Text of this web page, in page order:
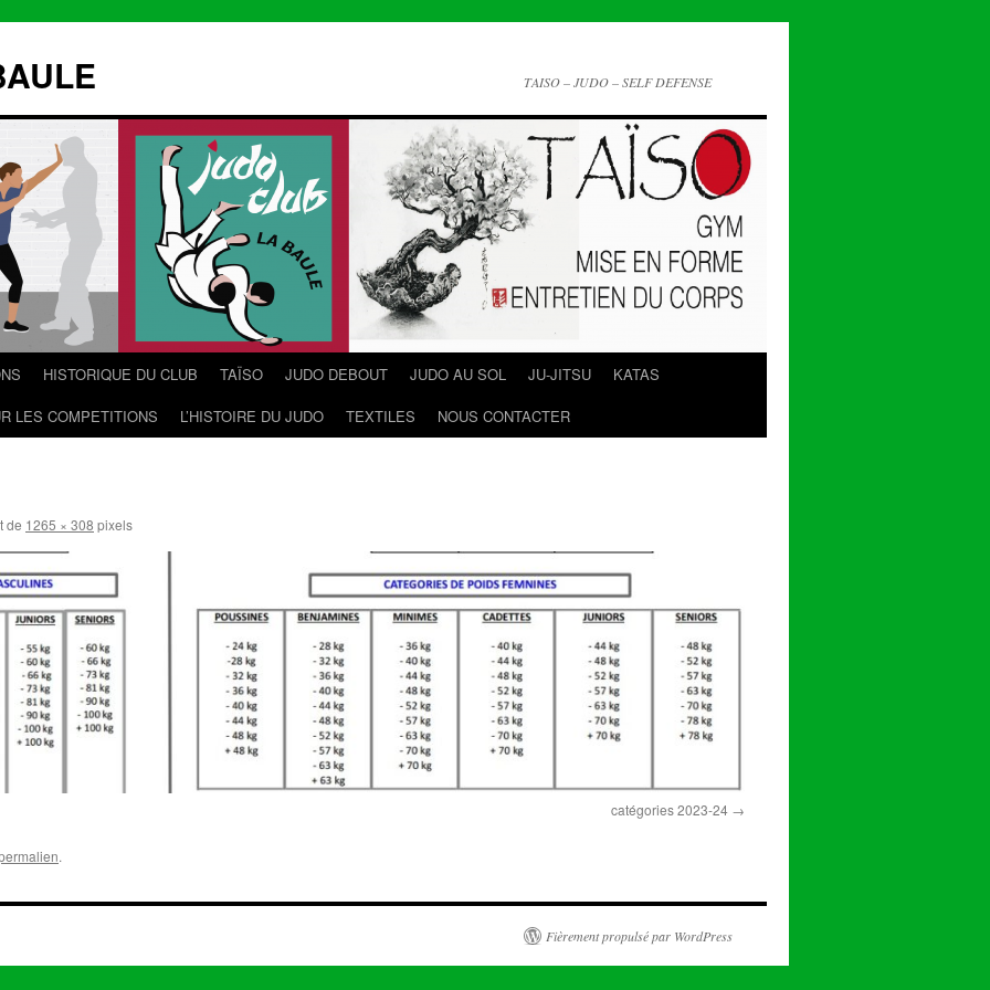
TAISO – JUDO – SELF DEFENSE
HISTORIQUE DU CLUB TAÏSO JUDO DEBOUT JUDO AU SOL JU-JITSU
KATAS
LES COMPETITIONS L’HISTOIRE DU JUDO TEXTILES NOUS CONTACTER
de 1265 × 308 pixels
catégories 2023-24
.
Fièrement propulsé par WordPress